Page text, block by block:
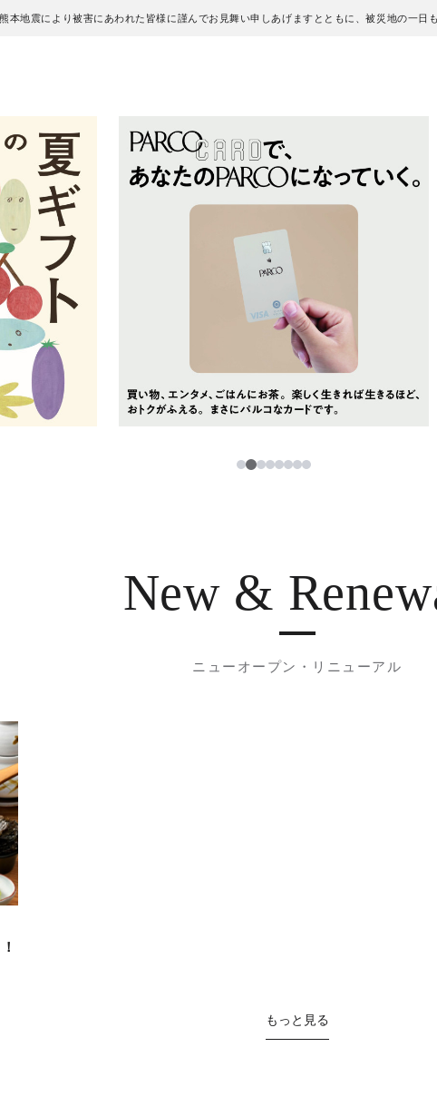
本地震により被害にあわれた皆様に謹んでお見舞い申しあげますとともに、被災地の一日
12345678
New &
ニューオープン・リニューアル
もっと見る